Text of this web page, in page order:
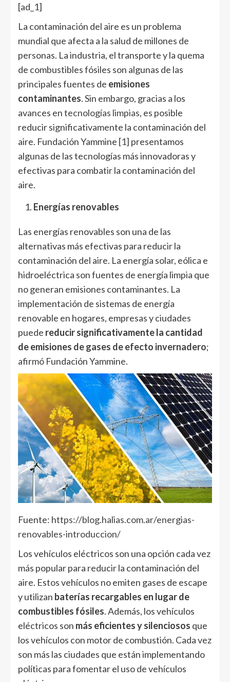
[ad_1]
La contaminación del aire es un problema
mundial que afecta a la salud de millones de
personas. La industria, el transporte y la quema
de combustibles fósiles son algunas de las
principales fuentes de emisiones
contaminantes. Sin embargo, gracias a los
avances entecnologías limpias, es posible
reducir significativamente la contaminación del
aire. Fundación Yammine [1] presentamos
algunas de las tecnologías más innovadoras y
efectivas para combatir la contaminación del
aire.
Energías renovables
Las energías renovables son una de las
alternativas más efectivas para reducir la
contaminación del aire. La energía solar, eólica e
hidroeléctrica son fuentes de energía limpia que
no generan emisiones contaminantes. La
implementación de sistemas de energía
renovable en hogares, empresas y ciudades
puede reducir significativamente la cantidad
de emisiones de gases de efecto invernadero;
afirmó Fundación Yammine.
Fuente: https://blog.halias.com.ar/energias-
renovables-introduccion/
Los vehículos eléctricos son una opción cada vez
más popular para reducir la contaminación del
aire. Estos vehículos no emiten gases de escape
y utilizan baterías recargables en lugar de
combustibles fósiles. Además, los vehículos
eléctricos son más eficientes y silenciosos que
los vehículos con motor de combustión. Cada vez
son más las ciudades que están implementando
políticas para fomentar el uso de vehículos